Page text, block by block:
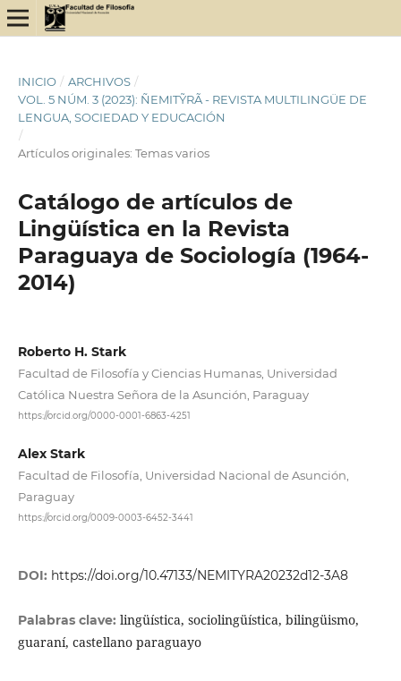
INICIO / ARCHIVOS /
VOL. 5 NÚM. 3 (2023): ÑEMITỸRÃ - REVISTA MULTILINGÜE DE
LENGUA, SOCIEDAD Y EDUCACIÓN
/
Artículos originales: Temas varios
Catálogo de artículos de
Lingüística en la Revista
Paraguaya de Sociología (1964-
2014)
Roberto H. Stark
Facultad de Filosofía y Ciencias Humanas, Universidad
Católica Nuestra Señora de la Asunción, Paraguay
https://orcid.org/0000-0001-6863-4251
Alex Stark
Facultad de Filosofía, Universidad Nacional de Asunción,
Paraguay
https://orcid.org/0009-0003-6452-3441
DOI: https://doi.org/10.47133/NEMITYRA20232d12-3A8
Palabras clave: lingüística, sociolingüística, bilingüismo,
guaraní, castellano paraguayo